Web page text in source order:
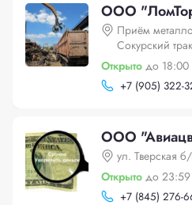
ООО
Приём
Сокурский
Открыто до 18:00
+7 (905) 322-
ООО
ул. Тверская
Открыто до 23:59
+7 (845) 276-